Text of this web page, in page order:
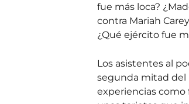
fue más loca?
contra Mariah
¿Qué ejército fue
Los asistentes al
segunda mitad del
experiencias como